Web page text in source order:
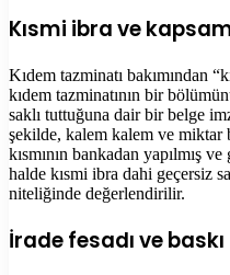
Kısmi ibra ve
Kıdem tazminatı bakımından
kıdem tazminatının bir
saklı tuttuğuna dair bir belge
şekilde, kalem kalem ve miktar
kısmının bankadan yapılmış
halde kısmi ibra dahi geçersiz
niteliğinde değerlendirilir.
İrade fesadı ve baskı